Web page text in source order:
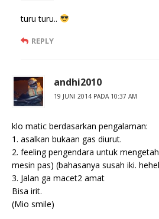
turu turu..
REPLY
andhi2010
19 JUNI 2014 PADA 10:37 AM
klo matic berdasarkan pengalaman:
1. asalkan bukaan gas diurut.
2. feeling pengendara untuk
mesin pas) (bahasanya susah iki.
3. Jalan ga macet2 amat
Bisa irit.
(Mio smile)